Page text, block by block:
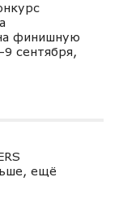
финишную
сентября,
ещё